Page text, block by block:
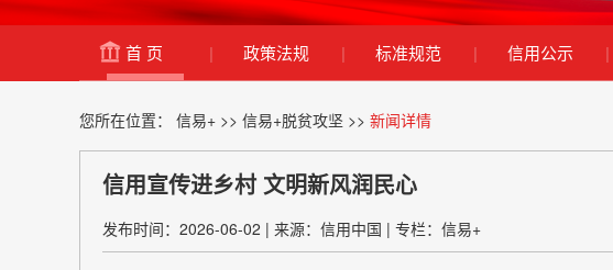
首 页 | 政策法规 | 标准规范 | 信用公示 |
您所在位置： 信易+ >> 信易+脱贫攻坚 >> 新闻详情
信用宣传进乡村 文明新风润民心
发布时间：2026-06-02 | 来源：信用中国 | 专栏：信易+